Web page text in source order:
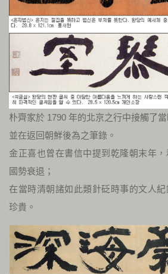
朴齊家於 1790 年的北京之行中接觸了當
並在返回朝鮮後為之筆錄。
金正喜也曾在書信中提到乾隆朝末年
國勢衰退；
在當時清朝諸如此類針砭時事的文人
珍貴。